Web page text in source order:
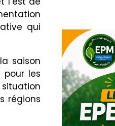
qui
saison
pour les
régions